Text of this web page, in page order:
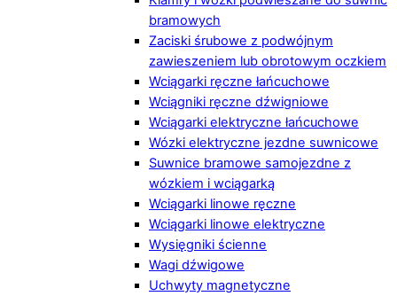
bramowych
Zaciski śrubowe z podwójnym
zawieszeniem lub obrotowym oczkiem
Wciągarki ręczne łańcuchowe
Wciągniki ręczne dźwigniowe
Wciągarki elektryczne łańcuchowe
Wózki elektryczne jezdne suwnicowe
Suwnice bramowe samojezdne z
wózkiem i wciągarką
Wciągarki linowe ręczne
Wciągarki linowe elektryczne
Wysięgniki ścienne
Wagi dźwigowe
Uchwyty magnetyczne